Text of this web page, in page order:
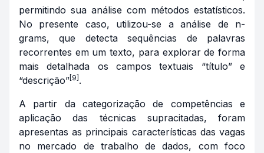
permitindo sua análise com métodos estatísticos.
No presente caso, utilizou-se a análise de n-
grams, que detecta sequências de palavras
recorrentes em um texto, para explorar de forma
mais detalhada os campos textuais “título” e
“descrição” [9] .
A partir da categorização de competências e
aplicação das técnicas supracitadas, foram
apresentas as principais características das vagas
no mercado de trabalho de dados, com foco